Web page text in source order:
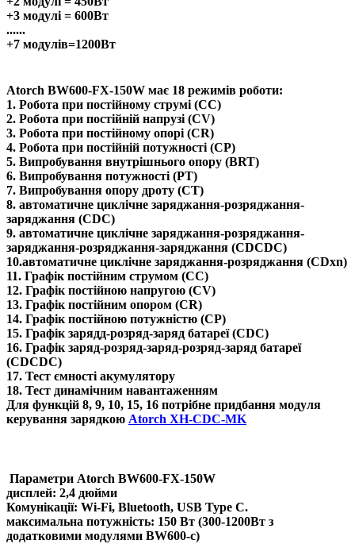
+3 модулі = 600Вт
......
+7 модулів=1200Вт
Atorch BW600-FX-150W має 18 режимів роботи:
1. Робота при постійному струмі (CC)
2. Робота при постійній напрузі (CV)
3. Робота при постійному опорі (CR)
4. Робота при постійній потужності (CP)
5. Випробування внутрішнього опору (BRT)
6. Випробування потужності (PT)
7. Випробування опору дроту (CT)
8. автоматичне циклічне заряджання-розряджання-
заряджання (CDC)
9. автоматичне циклічне заряджання-розряджання-
заряджання-розряджання-заряджання (CDCDC)
10.автоматичне циклічне заряджання-розряджання (CDxn)
11. Графік постійним струмом (СС)
12. Графік постійною напругою (CV)
13. Графік постійним опором (CR)
14. Графік постійною потужністю (СР)
15. Графік зарядд-розряд-заряд батареї (CDC)
16. Графік заряд-розряд-заряд-розряд-заряд батареї
(CDCDC)
17. Тест ємності акумулятору
18. Тест динамічним навантаженням
Для функцій 8, 9, 10, 15, 16 потрібне придбання модуля
керування зарядкою Atorch XH-CDC-MK
Параметри Atorch BW600-FX-150W
дисплей: 2,4 дюйми
Комунікації: Wi-Fi, Bluetooth, USB Type C.
максимальна потужність: 150 Вт (300-1200Вт з
додатковими модулями BW600-c)